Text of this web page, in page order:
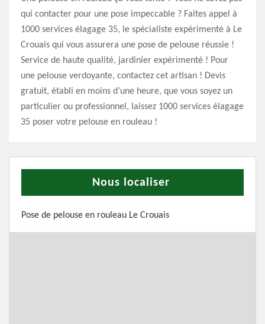
qui contacter pour une pose impeccable ? Faites appel à
1000 services élagage 35, le spécialiste expérimenté à Le
Crouais qui vous assurera une pose de pelouse réussie !
Service de haute qualité, jardinier expérimenté ! Pour
une pelouse verdoyante, contactez cet artisan ! Devis
gratuit, établi en moins d’une heure, que vous soyez un
particulier ou professionnel, laissez 1000 services élagage
35 poser votre pelouse en rouleau !
Nous localiser
Pose de pelouse en rouleau Le Crouais